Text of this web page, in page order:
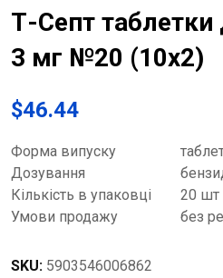
Т-Септ
3 мг №20 (10х2)
$46.44
Форма випуску
Дозування
Кількість в упаковці
20 шт
Умови продажу
без
SKU: 5903546006862